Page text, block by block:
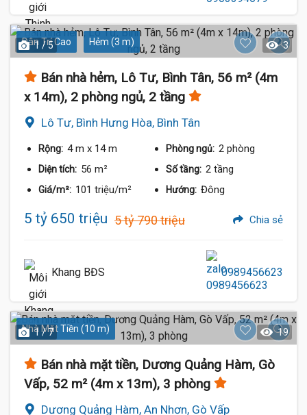
Dân Trí Cao Hẻm (3 m)
1 / 5 3
Bán nhà hẻm, Lô Tư, Bình Tân, 56 m² (4m
x 14m), 2 phòng ngủ, 2 tầng
Lô Tư, Bình Hưng Hòa, Bình Tân
Rộng: 4 m x 14 m Phòng ngủ: 2 phòng
Diện tích: 56 m² Số tầng: 2 tầng
Giá/m²: 101 triệu/m² Hướng: Đông
5 tỷ 650 triệu 5 tỷ 790 triệu Chia sẻ
Khang BĐS 0989456623
Nhà Mặt Tiền (10 m)
1 / 7 19
Bán nhà mặt tiền, Dương Quảng Hàm, Gò
Vấp, 52 m² (4m x 13m), 3 phòng
Dương Quảng Hàm, An Nhơn, Gò Vấp